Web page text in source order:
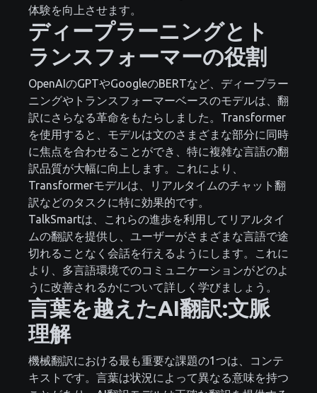
体験を向上させます。
ディープラーニングとト
ランスフォーマーの役割
OpenAIのGPTやGoogleのBERTなど、ディープラー
ニングやトランスフォーマーベースのモデルは、翻
訳にさらなる革命をもたらしました。Transformer
を使用すると、モデルは文のさまざまな部分に同時
に焦点を合わせることができ、特に複雑な言語の翻
訳品質が大幅に向上します。これにより、
Transformerモデルは、リアルタイムのチャット翻
訳などのタスクに特に効果的です。
TalkSmartは、これらの進歩を利用してリアルタイ
ムの翻訳を提供し、ユーザーがさまざまな言語で途
切れることなく会話を行えるようにします。これに
より、多言語環境でのコミュニケーションがどのよ
うに改善されるかについて詳しく学びましょう。
言葉を越えたAI翻訳:文脈
理解
機械翻訳における最も重要な課題の1つは、コンテ
キストです。言葉は状況によって異なる意味を持つ